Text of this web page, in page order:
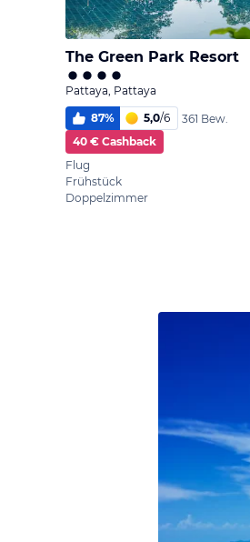
The Green Park Resort
Pattaya, Pattaya
87% 5,0/6
361 Bew.
40 € Cashback
Flug
Frühstück
Doppelzimmer